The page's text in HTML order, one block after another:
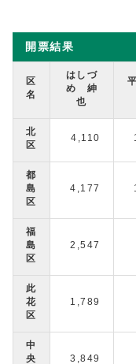
開票結果
区
名
はしづ
め 紳
也
北
区
4,110
都
島
区
4,177
福
島
区
2,547
此
花
区
1,789
中
央
3,849